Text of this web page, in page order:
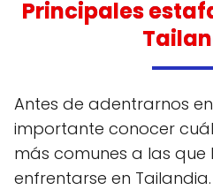
Principales
Antes de adentrarnos
importante conocer
más comunes a las que
enfrentarse en